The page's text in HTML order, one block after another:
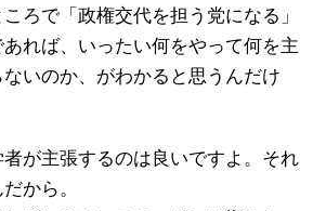
ろで「政権交代を担う党になる」
れば、いったい何をやって何を主
いのか、がわかると思うんだけ
が主張するのは良いですよ。それ
から。